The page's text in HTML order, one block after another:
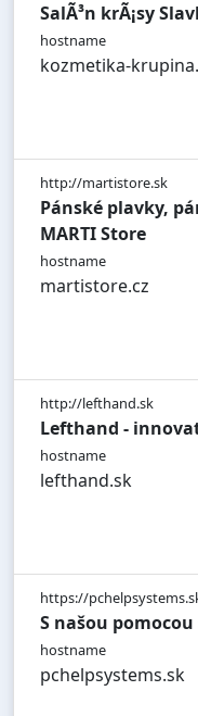
SalÃ³n krÃ¡sy
hostname
kozmetika-
http://martistore.sk
Pánské plavky,
MARTI Store
hostname
martistore.cz
http://lefthand.sk
Lefthand -
hostname
lefthand.sk
https://
S našou
hostname
pchelpsystems.sk